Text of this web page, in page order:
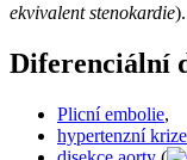
ekvivalent stenokardie).
Diferenciální
Plicní embolie,
hypertenzní krize